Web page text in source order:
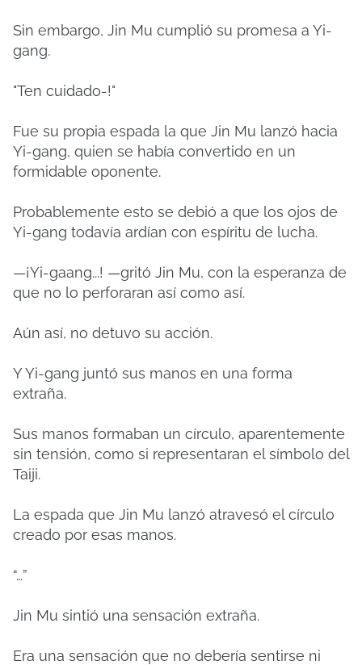
Sin embargo, Jin Mu cumplió su promesa a Yi-
gang.
"Ten cuidado-!"
Fue su propia espada la que Jin Mu lanzó hacia
Yi-gang, quien se había convertido en un
formidable oponente.
Probablemente esto se debió a que los ojos de
Yi-gang todavía ardían con espíritu de lucha.
—¡Yi-gaang...! —gritó Jin Mu, con la esperanza de
que no lo perforaran así como así.
Aún así, no detuvo su acción.
Y Yi-gang juntó sus manos en una forma
extraña.
Sus manos formaban un círculo, aparentemente
sin tensión, como si representaran el símbolo del
Taiji.
La espada que Jin Mu lanzó atravesó el círculo
creado por esas manos.
“…”
Jin Mu sintió una sensación extraña.
Era una sensación que no debería sentirse ni